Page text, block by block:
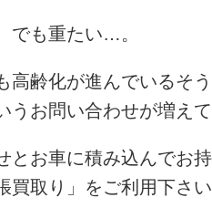
でも重たい…。
高齢化が進んでいるそ
うお問い合わせが増えて
とお車に積み込んでお
買取り」をご利用下さい